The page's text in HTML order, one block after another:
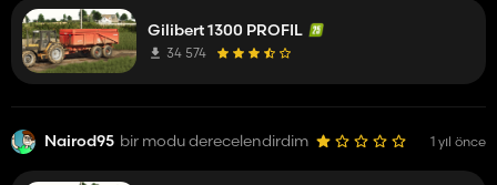
Vraiment inutile ce genre de publications...
Gilibert 1300 PROFIL
34 574
Nairod95 bir modu derecelendirdim 1 yıl önce